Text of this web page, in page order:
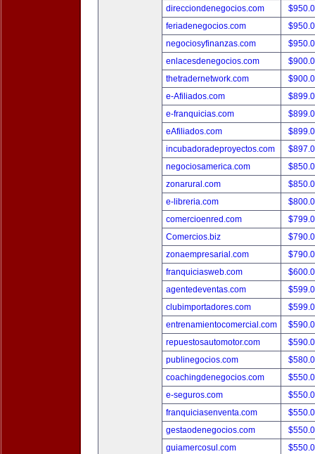
direcciondenegocios.com
feriadenegocios.com
negociosyfinanzas.com
enlacesdenegocios.com
thetradernetwork.com
e-Afiliados.com
e-franquicias.com
eAfiliados.com
incubadoradeproyectos.com
negociosamerica.com
zonarural.com
e-libreria.com
comercioenred.com
Comercios.biz
zonaempresarial.com
franquiciasweb.com
agentedeventas.com
clubimportadores.com
entrenamientocomercial.com
repuestosautomotor.com
publinegocios.com
coachingdenegocios.com
e-seguros.com
franquiciasenventa.com
gestaodenegocios.com
guiamercosul.com